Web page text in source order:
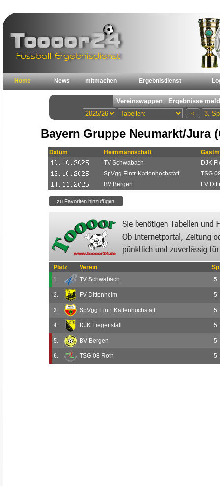
Home News mitmachen Ergebnisdienst
Bayern Gruppe Neumarkt/Jura
Datum Heimmannschaft
TV Schwabach
DJK
SpVgg Eintr. Kattenhochstatt
TSG
BV Bergen
FV
Platz Verein
Sp
1.
TV Schwabach 5
2. FV Dittenheim 5
3. SpVgg Eintr. Kattenhochstatt 5
4. DJK Fiegenstall 5
5. BV Bergen 5
6. TSG 08 Roth 5